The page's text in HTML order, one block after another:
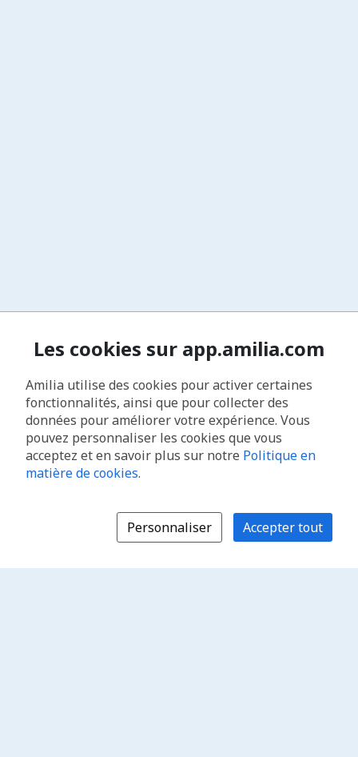
Les cookies sur app.amilia.com
Amilia utilise des cookies pour activer certaines
fonctionnalités, ainsi que pour collecter des
données pour améliorer votre expérience. Vous
pouvez personnaliser les cookies que vous
acceptez et en savoir plus sur notre Politique en
matière de cookies.
Personnaliser Accepter tout